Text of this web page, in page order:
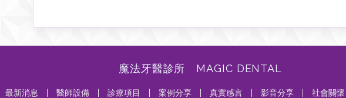
魔法牙醫診所 MAGIC DENTAL
最新消息 醫師設備| 診療項目 案例分享| 真實感言| 影音分享| 社會關懷